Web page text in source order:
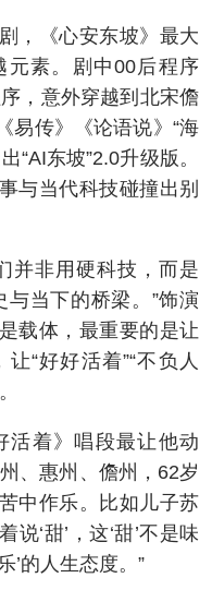
《心安东坡》最大
元素。剧中00后程序
序，意外穿越到北宋儋
易传》《论语说》“海
“AI东坡”2.0升级版。
与当代科技碰撞出别
非用硬科技，而是
与当下的桥梁。”饰演
载体，最重要的是让
“好好活着”“不负人
着》唱段最让他动
、惠州、儋州，62岁
中作乐。比如儿子苏
‘甜’，这‘甜’不是味
’的人生态度。”